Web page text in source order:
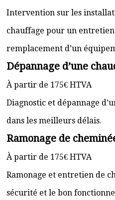
Intervention sur les
chauffage pour un
remplacement d’un
Dépannage d’une
À partir de 175€ HTVA
Diagnostic et dépannage
dans les meilleurs délais.
Ramonage de
À partir de 175€ HTVA
Ramonage et entretien de
sécurité et le bon